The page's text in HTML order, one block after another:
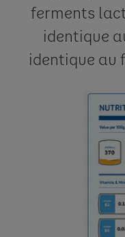
ferments
identique
identique au